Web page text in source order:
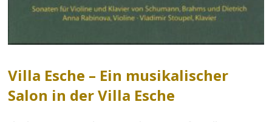
Villa Esche – Ein musikalischer
Salon in der Villa Esche